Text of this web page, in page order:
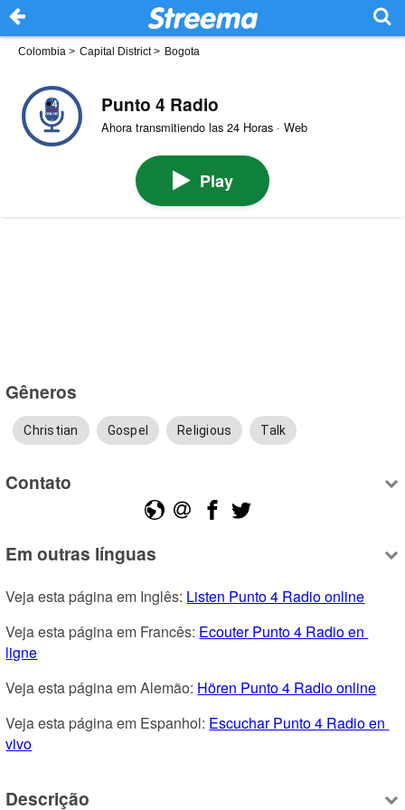
Colombia > Capital District> Bogota
Punto 4 Radio
Ahora transmitiendo las 24 Horas · Web
Play
Gêneros
Christian Gospel Religious Talk
Contato
Em outras línguas
Veja esta página em Inglês: Listen Punto 4 Radio online
Veja esta página em Francês: Ecouter Punto 4 Radio en
ligne
Veja esta página em Alemão: Hören Punto 4 Radio online
Veja esta página em Espanhol: Escuchar Punto 4 Radio en
vivo
Descrição